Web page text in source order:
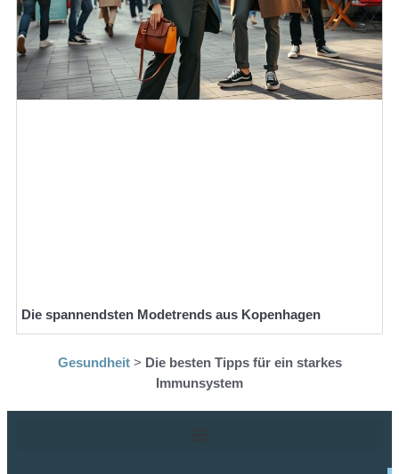
Die spannendsten Modetrends aus Kopenhagen
Gesundheit> Die besten Tipps für ein starkes
Immunsystem